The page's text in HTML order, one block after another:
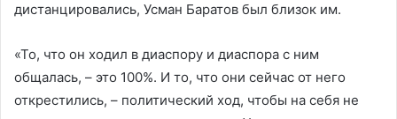
дистанцировались, Усман Баратов был близок им.
«То, что он ходил в диаспору и диаспора с ним
общалась, – это 100%. И то, что они сейчас от него
открестились, – политический ход, чтобы на себя не